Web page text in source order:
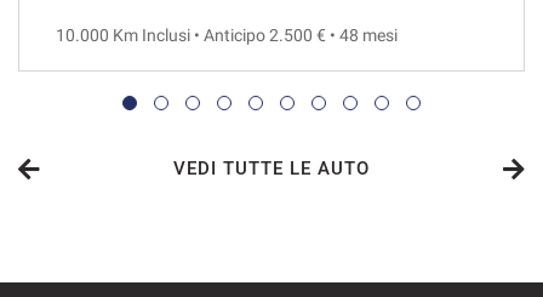
10.000 Km Inclusi • Anticipo 2.500 € • 48 mesi
VEDI TUTTE LE AUTO